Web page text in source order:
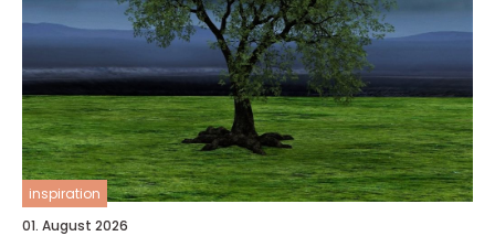
inspiration
01. August 2026